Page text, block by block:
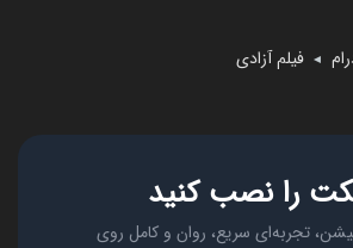
◄ فیلم آزادی
را نصب کنید
تجربه‌ای سریع، روان و کامل روی